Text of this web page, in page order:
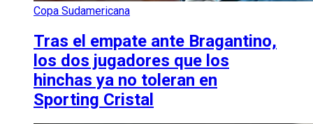
Copa Sudamericana
Tras el empate ante Bragantino,
los dos jugadores que los
hinchas ya no toleran en
Sporting Cristal